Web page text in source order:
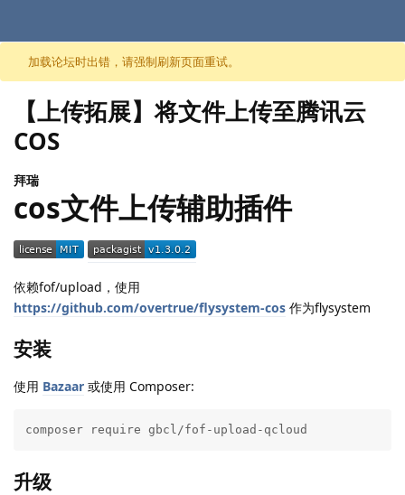
跳至内容
加载论坛时出错，请强制刷新页面重试。
【上传拓展】将文件上传至腾讯云
COS
拜瑞
cos文件上传辅助插件
依赖fof/upload，使用
https://github.com/overtrue/flysystem-cos 作为flysystem
安装
使用 Bazaar 或使用 Composer:
composer require gbcl/fof-upload-qcloud
升级